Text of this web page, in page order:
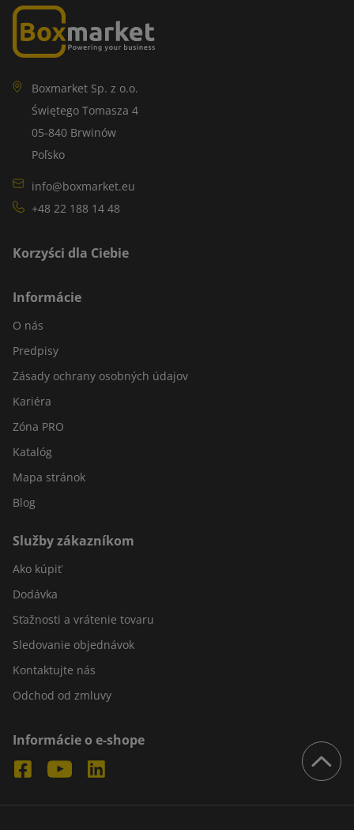
Boxmarket Sp. z o.o.
Świętego Tomasza 4
05-840 Brwinów
Poľsko
info@boxmarket.eu
+48 22 188 14 48
Korzyści dla Ciebie
Informácie
O nás
Predpisy
Zásady ochrany osobných údajov
Kariéra
Zóna PRO
Katalóg
Mapa stránok
Blog
Služby zákazníkom
Ako kúpiť
Dodávka
Sťažnosti a vrátenie tovaru
Sledovanie objednávok
Kontaktujte nás
Odchod od zmluvy
Informácie o e-shope